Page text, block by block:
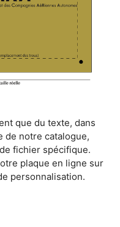
que du texte, dans
de notre catalogue,
fichier spécifique.
plaque en ligne sur
personnalisation.